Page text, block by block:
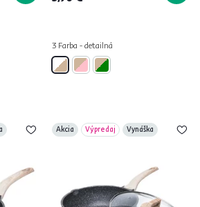
3 Farba - detailná
Akcia Výpredaj Vynáška